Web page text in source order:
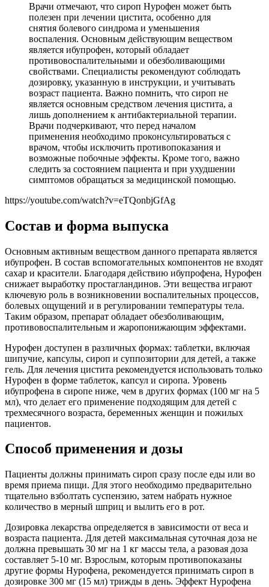
Врачи отмечают, что сироп Нурофен может быть
полезен при лечении цистита, особенно для
снятия болевого синдрома и уменьшения
воспаления. Основным действующим веществом
является ибупрофен, который обладает
противовоспалительными и обезболивающими
свойствами. Специалисты рекомендуют соблюдать
дозировку, указанную в инструкции, и учитывать
возраст пациента. Важно помнить, что сироп не
является основным средством лечения цистита, а
лишь дополнением к антибактериальной терапии.
Врачи подчеркивают, что перед началом
применения необходимо проконсультироваться с
врачом, чтобы исключить противопоказания и
возможные побочные эффекты. Кроме того, важно
следить за состоянием пациента и при ухудшении
симптомов обращаться за медицинской помощью.
https://youtube.com/watch?v=eTQonbjGfAg
Состав и форма выпуска
Основным активным веществом данного препарата является
ибупрофен. В состав вспомогательных компонентов не входят
сахар и красители. Благодаря действию ибупрофена, Нурофен
снижает выработку простагландинов. Эти вещества играют
ключевую роль в возникновении воспалительных процессов,
болевых ощущений и в регулировании температуры тела.
Таким образом, препарат обладает обезболивающим,
противовоспалительным и жаропонижающим эффектами.
Нурофен доступен в различных формах: таблетки, включая
шипучие, капсулы, сироп и суппозитории для детей, а также
гель. Для лечения цистита рекомендуется использовать только
Нурофен в форме таблеток, капсул и сиропа. Уровень
ибупрофена в сиропе ниже, чем в других формах (100 мг на 5
мл), что делает его применение подходящим для детей с
трехмесячного возраста, беременных женщин и пожилых
пациентов.
Способ применения и дозы
Пациенты должны принимать сироп сразу после еды или во
время приема пищи. Для этого необходимо предварительно
тщательно взболтать суспензию, затем набрать нужное
количество в мерный шприц и вылить его в рот.
Дозировка лекарства определяется в зависимости от веса и
возраста пациента. Для детей максимальная суточная доза не
должна превышать 30 мг на 1 кг массы тела, а разовая доза
составляет 5-10 мг. Взрослым, которым противопоказаны
другие формы Нурофена, рекомендуется принимать сироп в
дозировке 300 мг (15 мл) трижды в день. Эффект Нурофена